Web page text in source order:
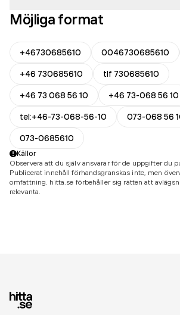
Möjliga format
+46730685610 0046730685610
+46 730685610
tlf 730685610
+46 73 068 56 10
+46 73-068 56 10
tel:+46-73-068-56-10
073-068 56
073-0685610
Källor
Observera att du själv ansvarar för de uppgifter du
Publicerat innehåll förhandsgranskas inte, men
omfattning. hitta.se förbehåller sig rätten att
relevanta.